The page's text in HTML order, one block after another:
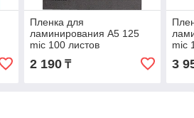
Пленка для
ламинирования А5 125
mic 100 листов
2 190₸
mic
3